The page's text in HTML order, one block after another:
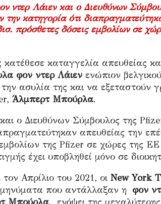
ντερ Λάιενκαι ο Διευθύνων
την κατηγορία ότι
πρόσθετες δόσεις εμβολίων σε
κατέθεσε καταγγελία απευθείας
φον ντερ Λάιεν ενώπιον
ασυλία της και να εξεταστούν
Άλμπερτ Μπούρλα.
και ο Διευθύνων Σύμβουλος της
απευθείας την
εμβολίων της Pfizer σε χώρες της
έχει υποβληθεί μόνο σε
Απρίλιο του 2021, οι New York
που αντάλλαξαν η φον